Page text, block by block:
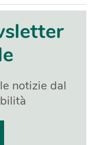
notizie dal